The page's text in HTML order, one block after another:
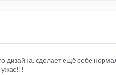
дизайна, сделает ещё себе
ужас!!!